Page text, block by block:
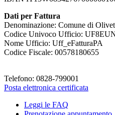
Dati per Fattura
Denominazione: Comune di
Codice Univoco Ufficio:
Nome Ufficio: Uff_eFatturaPA
Codice Fiscale: 00578180655
Telefono: 0828-799001
Posta elettronica certificata
Leggi le FAQ